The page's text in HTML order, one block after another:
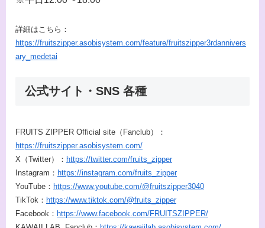
詳細はこちら：
https://fruitszipper.asobisystem.com/feature/fruitszipper3rdannivers
ary_medetai
公式サイト・SNS 各種
FRUITS ZIPPER Official site（Fanclub）：
https://fruitszipper.asobisystem.com/
X（Twitter）： https://twitter.com/fruits_zipper
Instagram： https://instagram.com/fruits_zipper
YouTube： https://www.youtube.com/@fruitszipper3040
TikTok： https://www.tiktok.com/@fruits_zipper
Facebook： https://www.facebook.com/FRUITSZIPPER/